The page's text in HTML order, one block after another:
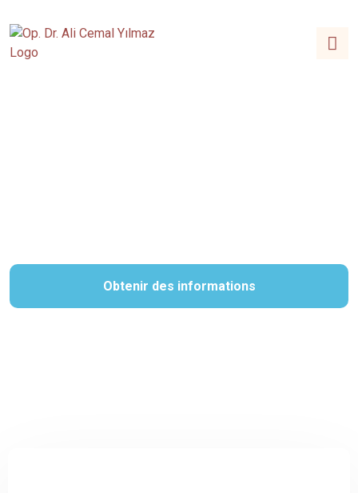
Obtenir des informations